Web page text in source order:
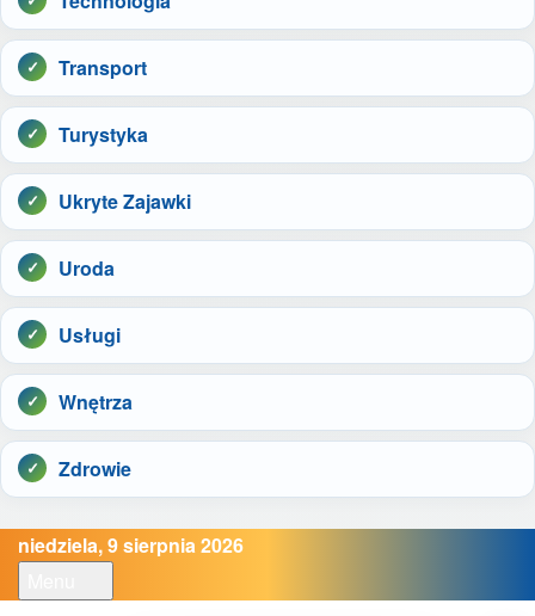
Transport
Turystyka
Ukryte Zajawki
Uroda
Usługi
Wnętrza
Zdrowie
niedziela, 9 sierpnia 2026